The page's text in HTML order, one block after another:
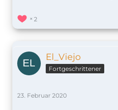
2
El_Viejo
Fortgeschrittener
23. Februar 2020